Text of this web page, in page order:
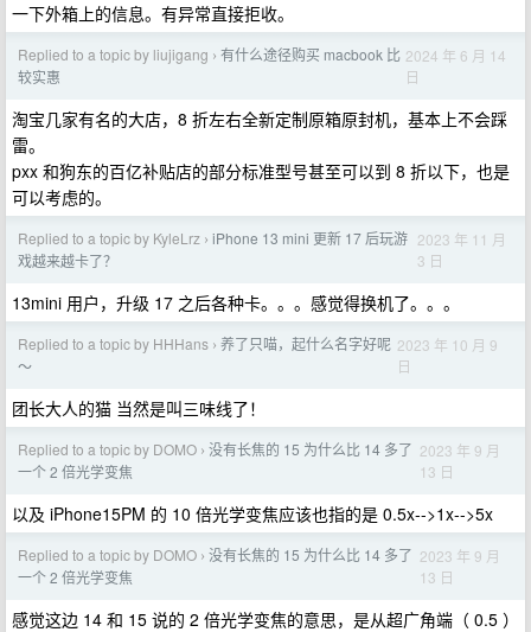
一下外箱上的信息。有异常直接拒收。
Replied to a topic by liujigang › 有什么途径购买 macbook 比
较实惠
2024 年 6 月 14
日
淘宝几家有名的大店，8 折左右全新定制原箱原封机，基本上不会踩
雷。
pxx 和狗东的百亿补贴店的部分标准型号甚至可以到 8 折以下，也是
可以考虑的。
Replied to a topic by KyleLrz › iPhone 13 mini 更新 17 后玩游
戏越来越卡了？
2023 年 11 月
3 日
13mini 用户，升级 17 之后各种卡。。。感觉得换机了。。。
Replied to a topic by HHHans › 养了只喵，起什么名字好呢
～
2023 年 10 月 9
日
团长大人的猫 当然是叫三味线了！
Replied to a topic by DOMO › 没有长焦的 15 为什么比 14 多了
一个 2 倍光学变焦
2023 年 9 月
13 日
以及 iPhone15PM 的 10 倍光学变焦应该也指的是 0.5x-->1x-->5x
Replied to a topic by DOMO › 没有长焦的 15 为什么比 14 多了
一个 2 倍光学变焦
2023 年 9 月
13 日
感觉这边 14 和 15 说的 2 倍光学变焦的意思，是从超广角端（ 0.5 ）